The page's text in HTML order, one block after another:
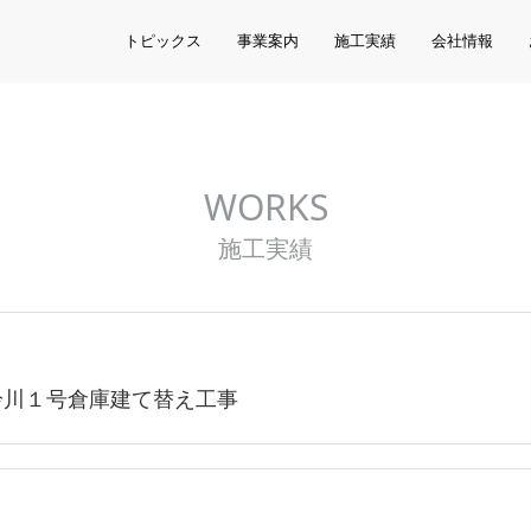
トピックス 事業案内 施工実績 会社情報
WORKS
施工実績
１号倉庫建て替え工事